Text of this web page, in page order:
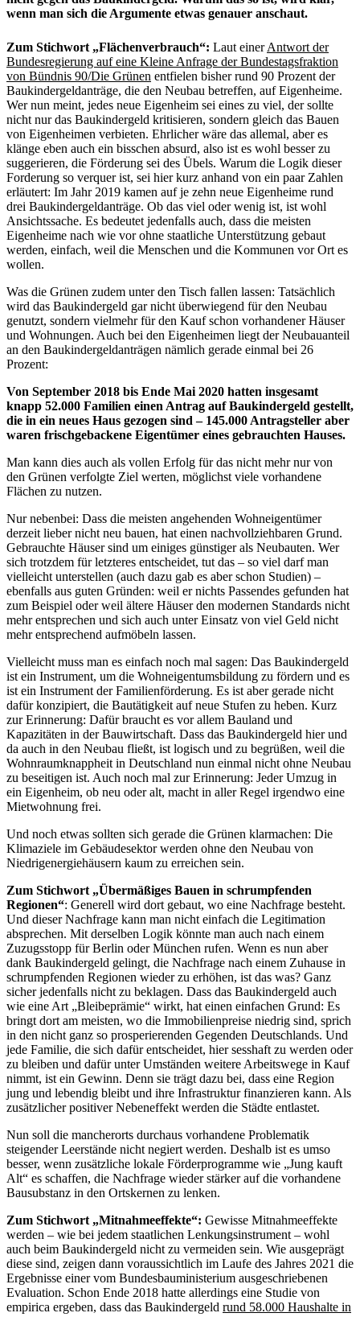
wenn man sich die Argumente etwas genauer anschaut.
Zum Stichwort „Flächenverbrauch“: Laut einerAntwort der
Bundesregierung auf eine Kleine Anfrage der Bundestagsfraktion
von Bündnis 90/Die Grünen entfielen bisher rund 90 Prozent der
Baukindergeldanträge, die den Neubau betreffen, auf Eigenheime.
Wer nun meint, jedes neue Eigenheim sei eines zu viel, der sollte
nicht nur das Baukindergeld kritisieren, sondern gleich das Bauen
von Eigenheimen verbieten. Ehrlicher wäre das allemal, aber es
klänge eben auch ein bisschen absurd, also ist es wohl besser zu
suggerieren, die Förderung sei des Übels. Warum die Logik dieser
Forderung so verquer ist, sei hier kurz anhand von ein paar Zahlen
erläutert: Im Jahr 2019 kamen auf je zehn neue Eigenheime rund
drei Baukindergeldanträge. Ob das viel oder wenig ist, ist wohl
Ansichtssache. Es bedeutet jedenfalls auch, dass die meisten
Eigenheime nach wie vor ohne staatliche Unterstützung gebaut
werden, einfach, weil die Menschen und die Kommunen vor Ort es
wollen.
Was die Grünen zudem unter den Tisch fallen lassen: Tatsächlich
wird das Baukindergeld gar nicht überwiegend für den Neubau
genutzt, sondern vielmehr für den Kauf schon vorhandener Häuser
und Wohnungen. Auch bei den Eigenheimen liegt der Neubauanteil
an den Baukindergeldanträgen nämlich gerade einmal bei 26
Prozent:
Von September 2018 bis Ende Mai 2020 hatten insgesamt
knapp 52.000 Familien einen Antrag auf Baukindergeld gestellt,
die in ein neues Haus gezogen sind – 145.000 Antragsteller aber
waren frischgebackene Eigentümer eines gebrauchten Hauses.
Man kann dies auch als vollen Erfolg für das nicht mehr nur von
den Grünen verfolgte Ziel werten, möglichst viele vorhandene
Flächen zu nutzen.
Nur nebenbei: Dass die meisten angehenden Wohneigentümer
derzeit lieber nicht neu bauen, hat einen nachvollziehbaren Grund.
Gebrauchte Häuser sind um einiges günstiger als Neubauten. Wer
sich trotzdem für letzteres entscheidet, tut das – so viel darf man
vielleicht unterstellen (auch dazu gab es aber schon Studien) –
ebenfalls aus guten Gründen: weil er nichts Passendes gefunden hat
zum Beispiel oder weil ältere Häuser den modernen Standards nicht
mehr entsprechen und sich auch unter Einsatz von viel Geld nicht
mehr entsprechend aufmöbeln lassen.
Vielleicht muss man es einfach noch mal sagen: Das Baukindergeld
ist ein Instrument, um die Wohneigentumsbildung zu fördern und es
ist ein Instrument der Familienförderung. Es ist aber gerade nicht
dafür konzipiert, die Bautätigkeit auf neue Stufen zu heben. Kurz
zur Erinnerung: Dafür braucht es vor allem Bauland und
Kapazitäten in der Bauwirtschaft. Dass das Baukindergeld hier und
da auch in den Neubau fließt, ist logisch und zu begrüßen, weil die
Wohnraumknappheit in Deutschland nun einmal nicht ohne Neubau
zu beseitigen ist. Auch noch mal zur Erinnerung: Jeder Umzug in
ein Eigenheim, ob neu oder alt, macht in aller Regel irgendwo eine
Mietwohnung frei.
Und noch etwas sollten sich gerade die Grünen klarmachen: Die
Klimaziele im Gebäudesektor werden ohne den Neubau von
Niedrigenergiehäusern kaum zu erreichen sein.
Zum Stichwort „Übermäßiges Bauen in schrumpfenden
Regionen“: Generell wird dort gebaut, wo eine Nachfrage besteht.
Und dieser Nachfrage kann man nicht einfach die Legitimation
absprechen. Mit derselben Logik könnte man auch nach einem
Zuzugsstopp für Berlin oder München rufen. Wenn es nun aber
dank Baukindergeld gelingt, die Nachfrage nach einem Zuhause in
schrumpfenden Regionen wieder zu erhöhen, ist das was? Ganz
sicher jedenfalls nicht zu beklagen. Dass das Baukindergeld auch
wie eine Art „Bleibeprämie“ wirkt, hat einen einfachen Grund: Es
bringt dort am meisten, wo die Immobilienpreise niedrig sind, sprich
in den nicht ganz so prosperierenden Gegenden Deutschlands. Und
jede Familie, die sich dafür entscheidet, hier sesshaft zu werden oder
zu bleiben und dafür unter Umständen weitere Arbeitswege in Kauf
nimmt, ist ein Gewinn. Denn sie trägt dazu bei, dass eine Region
jung und lebendig bleibt und ihre Infrastruktur finanzieren kann. Als
zusätzlicher positiver Nebeneffekt werden die Städte entlastet.
Nun soll die mancherorts durchaus vorhandene Problematik
steigender Leerstände nicht negiert werden. Deshalb ist es umso
besser, wenn zusätzliche lokale Förderprogramme wie „Jung kauft
Alt“ es schaffen, die Nachfrage wieder stärker auf die vorhandene
Bausubstanz in den Ortskernen zu lenken.
Zum Stichwort „Mitnahmeeffekte“: Gewisse Mitnahmeeffekte
werden – wie bei jedem staatlichen Lenkungsinstrument – wohl
auch beim Baukindergeld nicht zu vermeiden sein. Wie ausgeprägt
diese sind, zeigen dann voraussichtlich im Laufe des Jahres 2021 die
Ergebnisse einer vom Bundesbauministerium ausgeschriebenen
Evaluation. Schon Ende 2018 hatte allerdings eine Studie von
empirica ergeben, dass das Baukindergeld rund 58.000 Haushalte in